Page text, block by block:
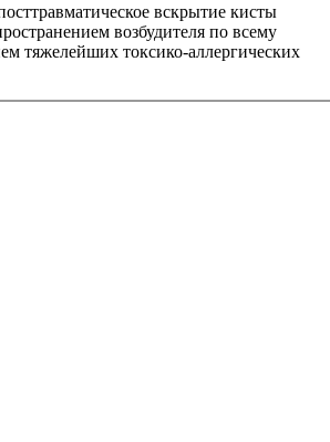
вскрытие кисты
возбудителя по всему
тяжелейших токсико-аллергических